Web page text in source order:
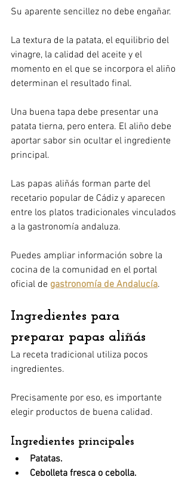
Su aparente sencillez no debe engañar.
La textura de la patata, el equilibrio del
vinagre, la calidad del aceite y el
momento en el que se incorpora el aliño
determinan el resultado final.
Una buena tapa debe presentar una
patata tierna, pero entera. El aliño debe
aportar sabor sin ocultar el ingrediente
principal.
Las papas aliñás forman parte del
recetario popular de Cádiz y aparecen
entre los platos tradicionales vinculados
a la gastronomía andaluza.
Puedes ampliar información sobre la
cocina de la comunidad en el portal
oficial de gastronomía de Andalucía.
Ingredientes para
preparar papas aliñás
La receta tradicional utiliza pocos
ingredientes.
Precisamente por eso, es importante
elegir productos de buena calidad.
Ingredientes principales
Patatas.
Cebolleta fresca o cebolla.